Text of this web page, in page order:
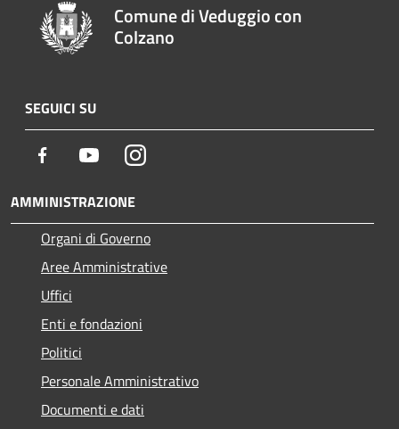
Comune di Veduggio con
Colzano
SEGUICI SU
Facebook YoutubeInstagram
AMMINISTRAZIONE
Organi di Governo
Aree Amministrative
Uffici
Enti e fondazioni
Politici
Personale Amministrativo
Documenti e dati